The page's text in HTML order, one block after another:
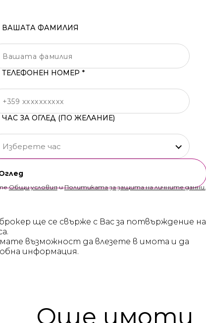
ВАШАТА ФАМИЛИЯ
ТЕЛЕФОНЕН НОМЕР *
ЧАС ЗА ОГЛЕД (ПО ЖЕЛАНИЕ)
Изберете час
Общи условияиПолитиката за защита на личните данни.
ще се свърже с Вас за потвърждение на
възможност да влезете в имота и да
информация.
Още имоти